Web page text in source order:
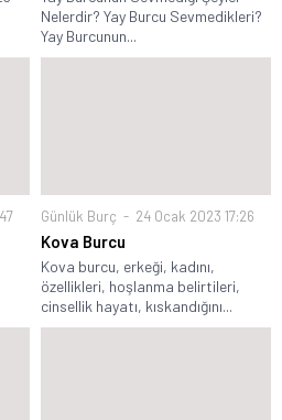
Nelerdir? Yay Burcu Sevmedikleri?
Yay Burcunun...
Günlük Burç 24 Ocak 2023 17:26
Kova Burcu
Kova burcu, erkeği, kadını,
özellikleri, hoşlanma belirtileri,
cinsellik hayatı, kıskandığını...